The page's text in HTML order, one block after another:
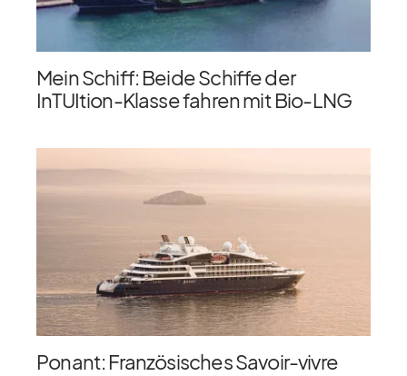
Mein Schiff: Beide Schiffe der
InTUItion-Klasse fahren mit Bio-LNG
Ponant: Französisches Savoir-vivre